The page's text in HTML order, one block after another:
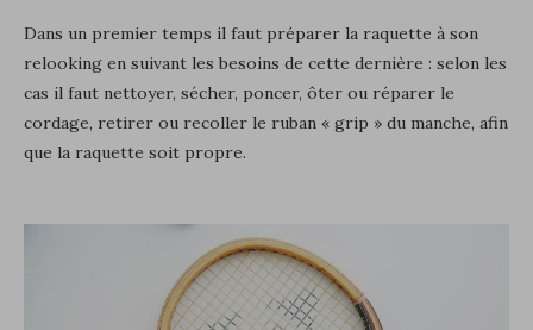
Dans un premier temps il faut préparer la raquette à son
relooking en suivant les besoins de cette dernière : selon les
cas il faut nettoyer, sécher, poncer, ôter ou réparer le
cordage, retirer ou recoller le ruban « grip » du manche, afin
que la raquette soit propre.